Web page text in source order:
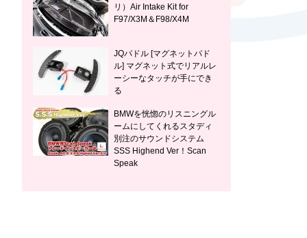
リ）Air Intake Kit for
F97/X3M＆F98/X4M
JQパドル [マグネットパド
ル] マグネット式でリアルレ
ーシーなタッチが手にでき
る
BMWを恍惚のリスニングル
ームにしてくれるスタディ
別注のサウンドシステム
SSS Highend Ver！Scan
Speak